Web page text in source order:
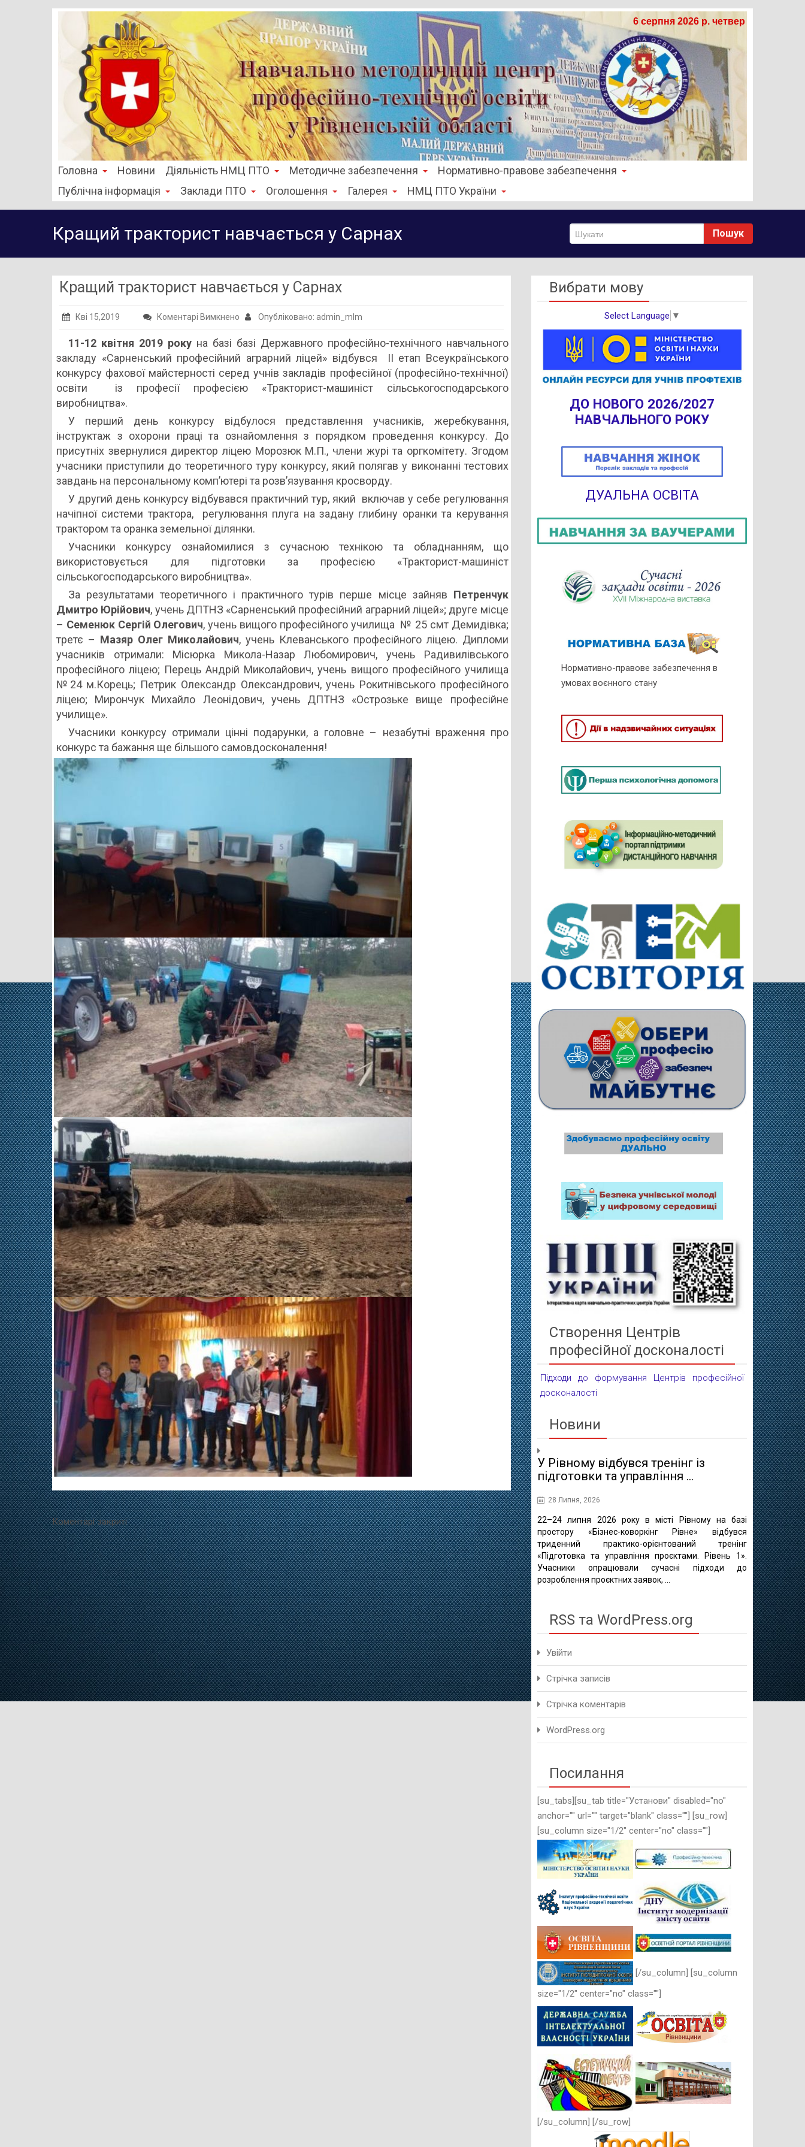
6 серпня 2026 р. четвер
Головна Новини Діяльність НМЦ ПТО Методичне забезпечення
Нормативно-правове забезпечення
Публічна інформація
Заклади ПТО Оголошення Галерея НМЦ ПТО України
Кращий тракторист навчається у Сарнах Пошук
Кращий тракторист навчається у Сарнах
Кві 15,2019 Коментарі Вимкнено до
тракторист
навчається
у
Сарнах
Опубліковано: admin_mlm
11-12 квітня 2019 рокуна базі базі Державного професійно-технічного навчального
закладу «Сарненський професійний аграрний ліцей» відбувся ІІ етап Всеукраїнського
конкурсу фахової майстерності серед учнів закладів професійної (професійно-технічної)
освіти із професії професією «Тракторист-машиніст сільськогосподарського
виробництва».
У перший день конкурсу відбулося представлення учасників, жеребкування,
інструктаж з охорони праці та ознайомлення з порядком проведення конкурсу. До
присутніх звернулися директор ліцею Морозюк М.П., члени журі та оргкомітету. Згодом
учасники приступили до теоретичного туру конкурсу, який полягав у виконанні тестових
завдань на персональному комп’ютері та розв’язування кросворду.
У другий день конкурсу відбувався практичний тур, який включав у себе регулювання
начіпної системи трактора, регулювання плуга на задану глибину оранки та керування
трактором та оранка земельної ділянки.
Учасники конкурсу ознайомилися з сучасною технікою та обладнанням, що
використовується для підготовки за професією «Тракторист-машиніст
сільськогосподарського виробництва».
За результатами теоретичного і практичного турів перше місце зайняв Петренчук
Дмитро Юрійович, учень ДПТНЗ «Сарненський професійний аграрний ліцей»; друге місце
– Семенюк Сергій Олегович, учень вищого професійного училища № 25 смт Демидівка;
третє – Мазяр Олег Миколайович, учень Клеванського професійного ліцею. Дипломи
учасників отримали: Місюрка Микола-Назар Любомирович, учень Радивилівського
професійного ліцею; Перець Андрій Миколайович, учень вищого професійного училища
№24 м.Корець; Петрик Олександр Олександрович, учень Рокитнівського професійного
ліцею; Мирончук Михайло Леонідович, учень ДПТНЗ «Острозьке вище професійне
училище».
Учасники конкурсу отримали цінні подарунки, а головне – незабутні враження про
конкурс та бажання ще більшого самовдосконалення!
Коментарі закриті
Вибрати мову
Select Language ▼
ДО НОВОГО 2026/2027
НАВЧАЛЬНОГО РОКУ
ДУАЛЬНА ОСВІТА
Нормативно-правове забезпечення в
умовах воєнного стану
Створення Центрів
професійної досконалості
Підходи до формування Центрів професійної
досконалості
Новини
У Рівному відбувся тренінг із
підготовки та управління ...
28 Липня, 2026
22–24 липня 2026 року в місті Рівному на базі
простору «Бізнес-коворкінг Рівне» відбувся
триденний практико-орієнтований тренінг
«Підготовка та управління проєктами. Рівень 1».
Учасники опрацювали сучасні підходи до
розроблення проєктних заявок, ...
освіти
16 Липня,
10 липня в
відбулася
міста Рівне
методичного
RSS та WordPress.org
Увійти
Стрічка записів
Стрічка коментарів
WordPress.org
Посилання
[su_tabs][su_tab title="Установи" disabled="no"
anchor="" url="" target="blank" class=""] [su_row]
[su_column size="1/2" center="no" class=""]
[/su_column] [su_column
size="1/2" center="no" class=""]
[/su_column] [/su_row]